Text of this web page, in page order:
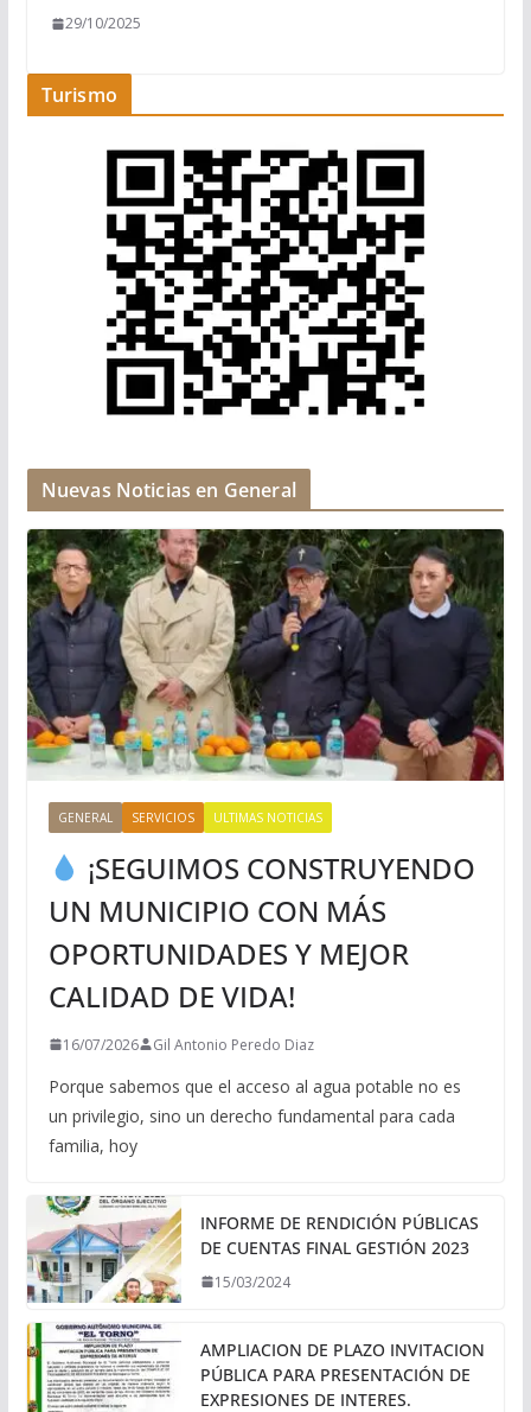
29/10/2025
Turismo
Nuevas Noticias en General
GENERAL SERVICIOS ULTIMAS NOTICIAS
¡SEGUIMOS CONSTRUYENDO
UN MUNICIPIO CON MÁS
OPORTUNIDADES Y MEJOR
CALIDAD DE VIDA!
16/07/2026 Gil Antonio Peredo Diaz
Porque sabemos que el acceso al agua potable no es
un privilegio, sino un derecho fundamental para cada
familia, hoy
INFORME DE RENDICIÓN PÚBLICAS
DE CUENTAS FINAL GESTIÓN 2023
15/03/2024
AMPLIACION DE PLAZO INVITACION
PÚBLICA PARA PRESENTACIÓN DE
EXPRESIONES DE INTERES.